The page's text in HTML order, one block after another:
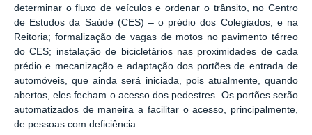
determinar o fluxo de veículos e ordenar o trânsito, no Centro
de Estudos da Saúde (CES) – o prédio dos Colegiados, e na
Reitoria; formalização de vagas de motos no pavimento térreo
do CES; instalação de bicicletários nas proximidades de cada
prédio e mecanização e adaptação dos portões de entrada de
automóveis, que ainda será iniciada, pois atualmente, quando
abertos, eles fecham o acesso dos pedestres. Os portões serão
automatizados de maneira a facilitar o acesso, principalmente,
de pessoas com deficiência.